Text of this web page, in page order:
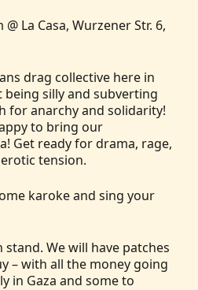
La Casa, Wurzener Str. 6,
drag collective here in
being silly and subverting
for anarchy and solidarity!
to bring our
Get ready for drama, rage,
tension.
karoke and sing your
We will have patches
– with all the money going
in Gaza and some to